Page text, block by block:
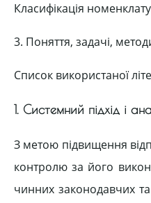
Класифікація
3. Поняття, задачі,
Список використаної
1. Системний підхід і
З метою підвищення
контролю за його
чинних законодавчих